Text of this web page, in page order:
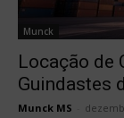
Munck
Locação de
Guindastes
Munck MS